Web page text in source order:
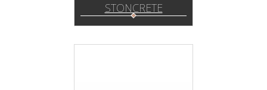
STONCRETE